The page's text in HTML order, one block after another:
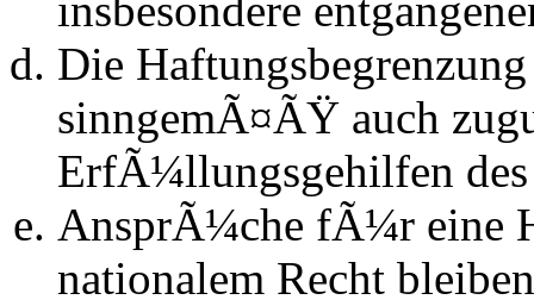
Die
sinngemÃ¤ÃŸ auch
ErfÃ¼llungsgehilfen des
AnsprÃ¼che fÃ¼r eine
nationalem Recht